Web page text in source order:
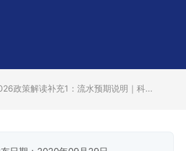
政策解读补充1：流水预期说明｜科...